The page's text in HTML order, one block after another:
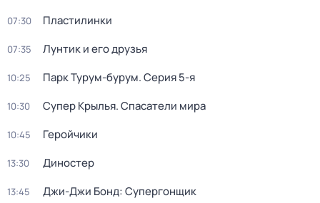
07:30 Пластилинки
07:35 Лунтик и его друзья
10:25 Парк Турум-бурум. Серия 5-я
10:30 Супер Крылья. Спасатели мира
10:45 Геройчики
13:30 Диностер
13:45 Джи-Джи Бонд: Супергонщик